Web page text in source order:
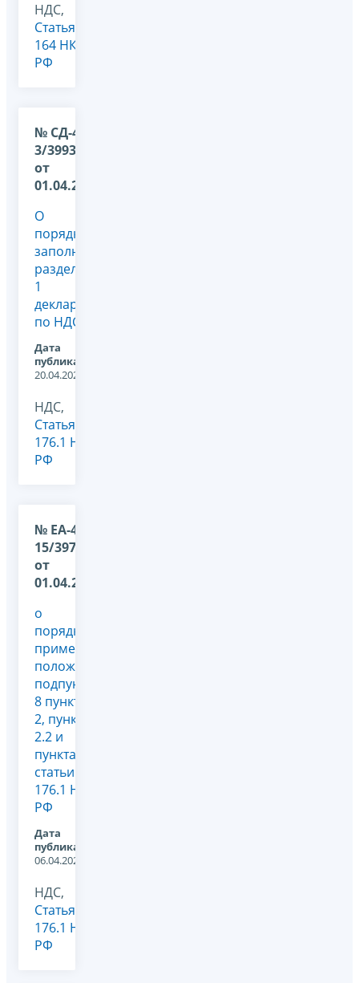
НДС,
Статья
164 НК
РФ
№ СД-4-
3/3993@
от
01.04.2022
О
порядке
заполнения
раздела
1
декларации
по НДС
Дата
публикации:
20.04.2022
НДС,
Статья
176.1 НК
РФ
№ ЕА-4-
15/3971@
от
01.04.2022
о
порядке
применения
положений
подпункта
8 пункта
2, пункта
2.2 и
пункта 8
статьи
176.1 НК
РФ
Дата
публикации:
06.04.2022
НДС,
Статья
176.1 НК
РФ